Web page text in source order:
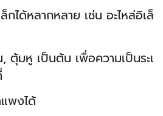
ได้หลากหลาย เช่น อะไหล่อิเล็
ตุ้มหู เป็นต้น เพื่อความเป็นระเ
พงได้